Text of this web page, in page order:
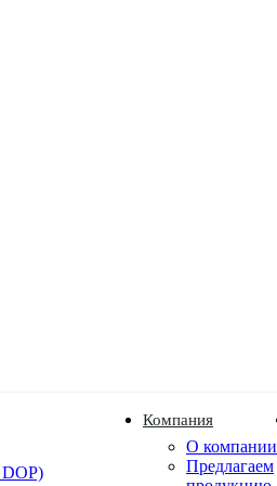
Компания
О компании
Предлагаем